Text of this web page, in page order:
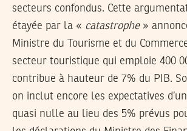
secteurs confondus. Cette
étayée par la « catastrophe»
Ministre du Tourisme et du
secteur touristique qui emploie 400
contribue à hauteur de 7% du PIB.
on inclut encore les expectatives
quasi nulle au lieu des 5% prévus